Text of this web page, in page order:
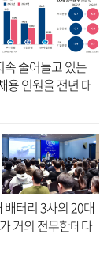
줄어들고 있는
용 인원을 전년 대
는 지속 증가하
배터리 3사의 20대
거의 전무한데다
경력이 전무한